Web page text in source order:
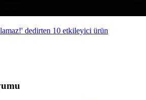
dedirten 10 etkileyici ürün